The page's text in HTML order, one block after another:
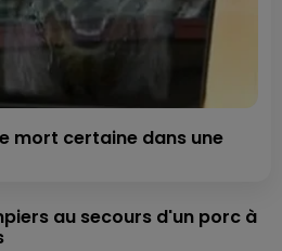
mort certaine dans une
au secours d'un porc à